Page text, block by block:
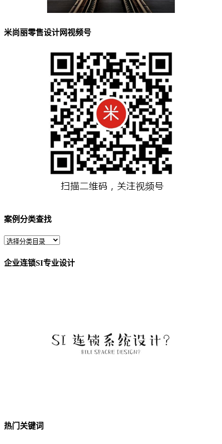
米尚丽零售设计网视频号
案例分类查找
企业连锁SI专业设计
热门关键词